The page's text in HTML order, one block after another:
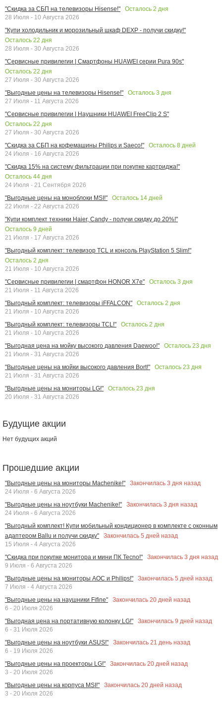
"Скидка за СБП на телевизоры Hisense!"
Осталось 2 дня
28 Июля - 10 Августа 2026
"Купи холодильник и морозильный шкаф DEXP - получи скидку!"
Осталось 22 дня
28 Июля - 30 Августа 2026
"Сервисные привилегии | Смартфоны HUAWEI серии Pura 90s"
Осталось 22 дня
27 Июля - 30 Августа 2026
"Выгодные цены на телевизоры Hisense!"
Осталось 3 дня
27 Июля - 11 Августа 2026
"Сервисные привилегии | Наушники HUAWEI FreeClip 2 S"
Осталось 22 дня
27 Июля - 30 Августа 2026
"Скидка за СБП на кофемашины Philips и Saeco!"
Осталось 8 дней
24 Июля - 16 Августа 2026
"Скидка 15% на систему фильтрации при покупке картриджа!"
Осталось 44 дня
24 Июля - 21 Сентября 2026
"Выгодные цены на моноблоки MSI!"
Осталось 14 дней
22 Июля - 22 Августа 2026
"Купи комплект техники Haier, Candy - получи скидку до 20%!"
Осталось 9 дней
21 Июля - 17 Августа 2026
"Выгодный комплект: телевизор TCL и консоль PlayStation 5 Slim!"
Осталось 2 дня
21 Июля - 10 Августа 2026
"Сервисные привилегии | смартфон HONOR X7e"
Осталось 3 дня
21 Июля - 11 Августа 2026
"Выгодный комплект: телевизоры iFFALCON"
Осталось 2 дня
21 Июля - 10 Августа 2026
"Выгодный комплект: телевизоры TCL!"
Осталось 2 дня
21 Июля - 10 Августа 2026
"Выгодная цена на мойку высокого давления Daewoo!"
Осталось 23 дня
21 Июля - 31 Августа 2026
"Выгодные цены на мойки высокого давления Bort!"
Осталось 23 дня
21 Июля - 31 Августа 2026
"Выгодные цены на мониторы LG!"
Осталось 23 дня
20 Июля - 31 Августа 2026
Будущие акции
Нет будущих акций
Прошедшие акции
"Выгодные цены на мониторы Machenike!" Закончилась 3 дня назад
24 Июля - 6 Августа 2026
"Выгодные цены на ноутбуки Machenike!"
Закончилась 3 дня назад
24 Июля - 6 Августа 2026
"Выгодный комплект! Купи мобильный кондиционер в комплекте с оконным
адаптером Ballu и получи скидку"
Закончилась 5 дней назад
15 Июля - 4 Августа 2026
"Скидка при покупке монитора и мини ПК Tecno!"
Закончилась 3 дня назад
9 Июля - 6 Августа 2026
"Выгодные цены на мониторы AOC и Philips!"
Закончилась 5 дней назад
7 Июля - 4 Августа 2026
"Выгодные цены на наушники Fifine"
Закончилась 20 дней назад
6 - 20 Июля 2026
"Выгодная цена на портативную колонку LG!"
Закончилась 9 дней назад
6 - 31 Июля 2026
"Выгодные цены на ноутбуки ASUS!"
Закончилась 21 день назад
6 - 19 Июля 2026
"Выгодные цены на проекторы LG!"
Закончилась 20 дней назад
3 - 20 Июля 2026
"Выгодные цены на корпуса MSI!"
Закончилась 20 дней назад
3 - 20 Июля 2026